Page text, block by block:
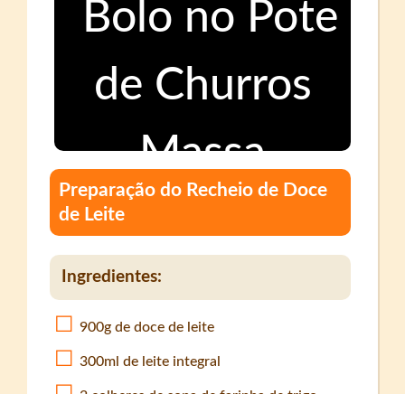
Preparação do Recheio de Doce
de Leite
Ingredientes:
900g de doce de leite
300ml de leite integral